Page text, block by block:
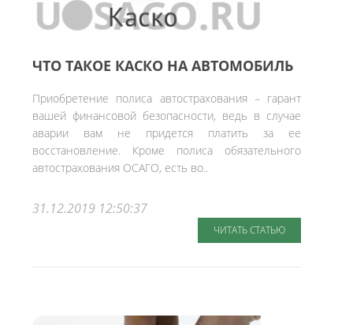
ЧТО ТАКОЕ КАСКО НА АВТОМОБИЛЬ
Приобретение полиса автострахования – гарант
вашей финансовой безопасности, ведь в случае
аварии вам не придется платить за ее
восстановление. Кроме полиса обязательного
автострахования ОСАГО, есть во..
31.12.2019 12:50:37
ЧИТАТЬ СТАТЬЮ